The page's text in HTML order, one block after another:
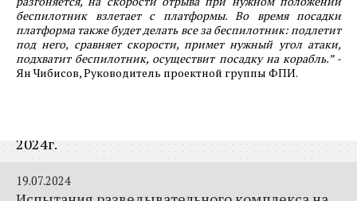
2024г.
25.07.2024
Фотоотчет о ходе строительства 1-й очереди
2024г.
19.07.2024
беспилотник взлетает с платформы. Во время посадки
платформа также будет делать все за беспилотник: подлетит
под него, сравняет скорости, примет нужный угол атаки,
подхватит беспилотник, осуществит посадку на корабль.” -
Ян Чибисов, Руководитель проектной группы ФПИ.